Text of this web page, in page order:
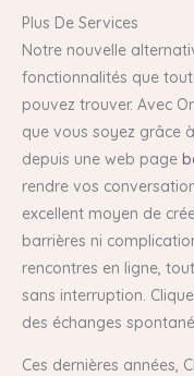
Plus De Services
Notre nouvelle
fonctionnalités que
pouvez trouver. Avec
que vous soyez grâce
depuis une web page
rendre vos
excellent moyen de
barrières ni
rencontres en ligne,
sans interruption.
des échanges
Ces dernières années,